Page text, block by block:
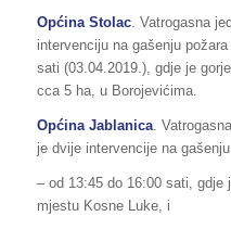
Općina Stolac. Vatrogasna
intervenciju na gašenju
sati (03.04.2019.), gdje je
cca 5 ha, u Borojevićima.
Općina Jablanica.
je dvije intervencije na
– od 13:45 do 16:00 sati,
mjestu Kosne Luke, i